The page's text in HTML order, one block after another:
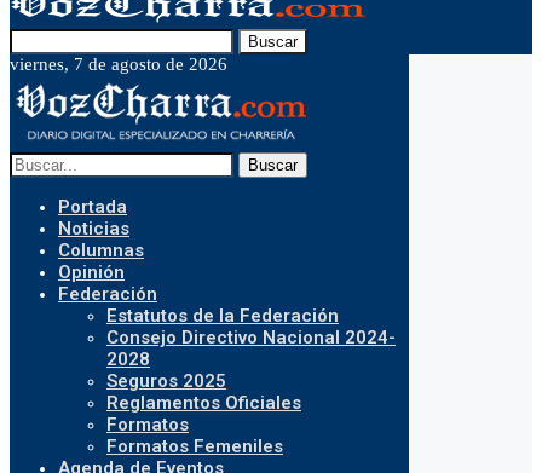
Buscar
viernes, 7 de agosto de 2026
Buscar
Portada
Noticias
Columnas
Opinión
Federación
Estatutos de la Federación
Consejo Directivo Nacional 2024-
2028
Seguros 2025
Reglamentos Oficiales
Formatos
Formatos Femeniles
Agenda de Eventos